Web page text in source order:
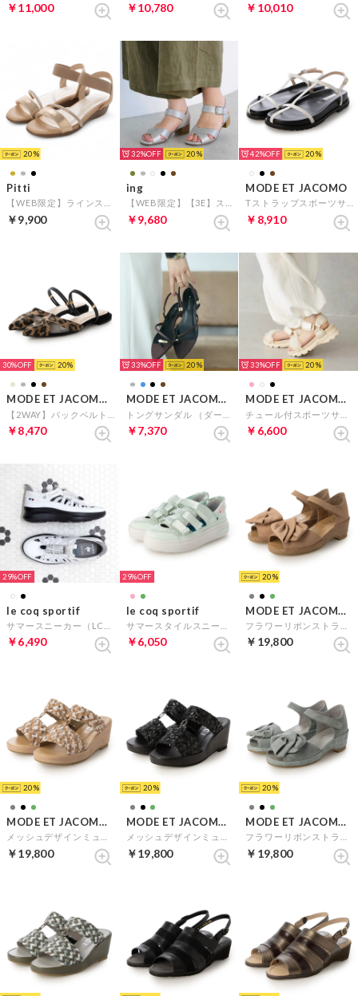
￥11,000 ￥10,780 ￥10,010
20
Pitti
￥9,900
32% 20
ing
￥9,680
42% 20
MODE ET JACOMO
￥8,910
30% 20
MODE ET JACOMO carino
￥8,470
33% 20
MODE ET JACOMO carino
￥7,370
33% 20
MODE ET JACOMO carino
￥6,600
29%
le coq sportif
￥6,490
29%
le coq sportif
￥6,050
20
MODE ET JACOMO D'ICI
￥19,800
20
MODE ET JACOMO D'ICI
￥19,800
20
MODE ET JACOMO D'ICI
￥19,800
20
MODE ET JACOMO D'ICI
￥19,800